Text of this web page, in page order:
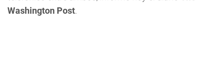
Washington Post.